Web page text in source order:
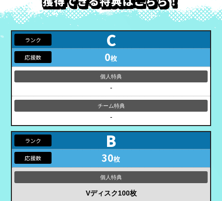
C
0枚
-
-
B
30枚
Vディスク100枚